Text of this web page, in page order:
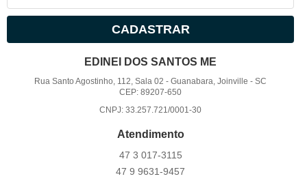
CADASTRAR
EDINEI DOS SANTOS ME
Rua Santo Agostinho, 112, Sala 02 -Guanabara, Joinville -SC
CEP: 89207-650
CNPJ: 33.257.721/0001-30
Atendimento
47 3 017-3115
47 9 9631-9457